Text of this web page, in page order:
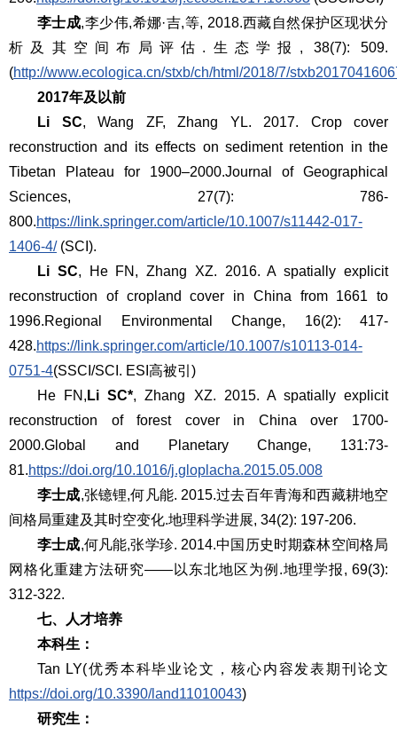
李士成,李少伟,希娜·吉,等, 2018.西藏自然保护区现状分
析及其空间布局评估.生态学报, 38(7): 509.
(http://www.ecologica.cn/stxb/ch/html/2018/7/
2017年及以前
Li SC, Wang ZF, Zhang YL. 2017. Crop cover
reconstruction and its effects on sediment retention in the
Tibetan Plateau for 1900–2000.Journal of Geographical
Sciences, 27(7): 786-
800.https://link.springer.com/article/10.1007/s11442-017-
1406-4/(SCI).
Li SC, He FN, Zhang XZ. 2016. A spatially explicit
reconstruction of cropland cover in China from 1661 to
1996.Regional Environmental Change, 16(2): 417-
428.https://link.springer.com/article/10.1007/s10113-014-
0751-4(SSCI/SCI. ESI高被引)
He FN, Li SC*, Zhang XZ. 2015. A spatially explicit
reconstruction of forest cover in China over 1700-
2000.Global and Planetary Change, 131:73-
81.https://doi.org/10.1016/j.gloplacha.2015.05.008
李士成,张镱锂,何凡能. 2015.过去百年青海和西藏耕地空
间格局重建及其时空变化.地理科学进展, 34(2): 197-206.
李士成,何凡能,张学珍. 2014.中国历史时期森林空间格局
网格化重建方法研究——以东北地区为例.地理学报, 69(3):
312-322.
七、人才培养
本科生：
Tan LY(优秀本科毕业论文，核心内容发表期刊论文
https://doi.org/10.3390/land11010043)
研究生：